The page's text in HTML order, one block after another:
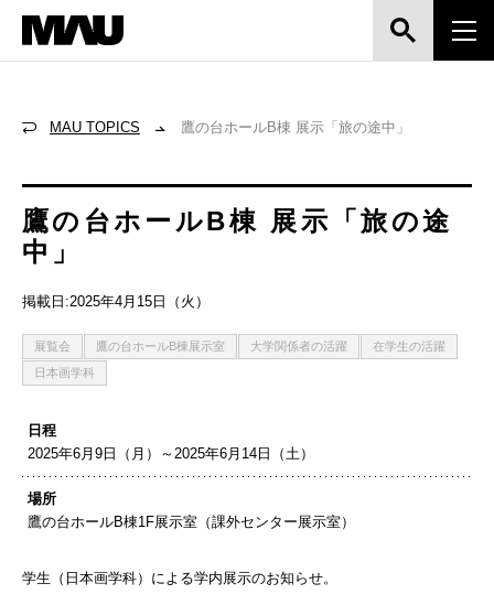
MAU TOPICS 鷹の台ホールB棟 展示「旅の途中」
鷹の台ホールB棟 展示「旅の途
中」
掲載日:2025年4月15日（火）
展覧会 鷹の台ホールB棟展示室 大学関係者の活躍
在学生の活躍
日本画学科
日程
2025年6月9日（月）～2025年6月14日（土）
場所
鷹の台ホールB棟1F展示室（課外センター展示室）
学生（日本画学科）による学内展示のお知らせ。